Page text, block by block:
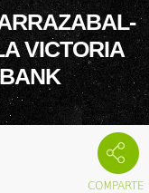
VICTORIA